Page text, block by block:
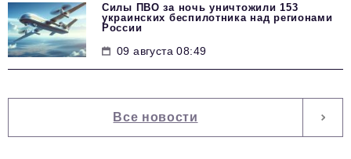
Силы ПВО за ночь уничтожили 153
украинских беспилотника над регионами
России
09 августа 08:49
Все новости